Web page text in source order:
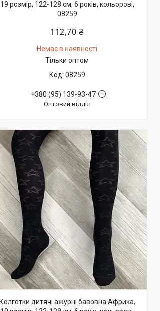
19 розмір, 122-128 см, 6 років, кольорові,
08259
112,70 ₴
Немає в наявності
Тільки оптом
08259
+380 (95) 139-93-47
Оптовий відділ
Колготки дитячі ажурні бавовна Африка,